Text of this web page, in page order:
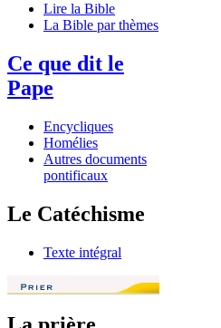
Lire la Bible
La Bible par thèmes
Ce que dit le
Pape
Encycliques
Homélies
Autres documents
pontificaux
Le Catéchisme
Texte intégral